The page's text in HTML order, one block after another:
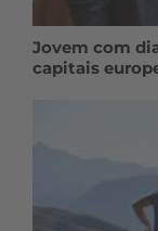
Jovem com
capitais